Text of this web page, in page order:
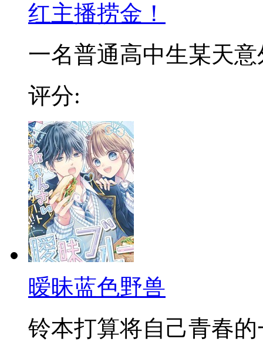
红主播捞金！
一名普通高中生某天意
评分:
暧昧蓝色野兽
铃本打算将自己青春的